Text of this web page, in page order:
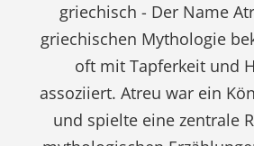
griechisch - Der Name
griechischen Mythologie
oft mit Tapferkeit und
assoziiert. Atreu war ein
und spielte eine zentrale